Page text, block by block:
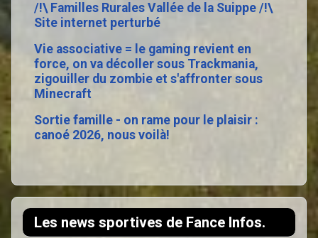
/!\ Familles Rurales Vallée de la Suippe /!\
Site internet perturbé
Vie associative = le gaming revient en
force, on va décoller sous Trackmania,
zigouiller du zombie et s'affronter sous
Minecraft
Sortie famille - on rame pour le plaisir :
canoé 2026, nous voilà!
Les news sportives de Fance Infos.